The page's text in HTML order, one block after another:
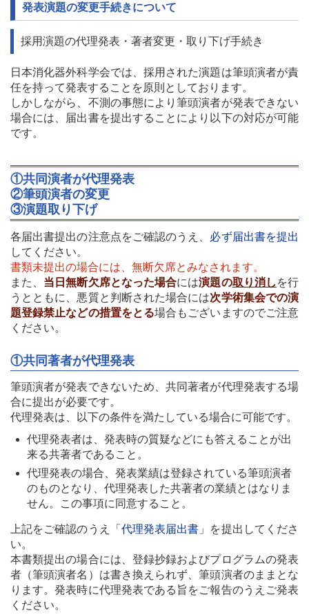
発表演題の変更手続きについて
採用演題の代理発表・著者変更・取り下げ手続き
日本消化器外科学会では、採用された演題は筆頭演者が責
任を持って発表することを原則としております。
しかしながら、不測の事態により筆頭演者が発表できない
場合には、届出書を提出することにより以下の対応が可能
です。
①共同演者が代理発表
②筆頭演者の変更
③演題取り下げ
各届出書提出の注意点をご確認のうえ、 必ず届出書を提出
してください。
書類未提出の場合には、無断欠席とみなされます。
また、 当日無断欠席となった場合には演題の取り消し を行
うとともに、悪質と判断された場合には次学術集会での演
題登録禁止などの措置をとる場合もございますのでご注意
ください。
①共同著者が代理発表
筆頭演者が発表できないため、共同著者が代理発表する場
合に提出が必要です。
代理発表は、以下の条件を満たしている場合に可能です。
代理発表者は、発表時の質疑などにも答えることが出
来る共著者であること。
代理発表の場合、発表業績は登録されている筆頭演者
のものとなり、代理発表した共著者の業績とはなりま
せん。この事項に同意すること。
上記をご確認のうえ「 代理発表届出書 」を提出してくださ
い。
本書類提出の場合には、登録抄録およびプログラムの発表
者（筆頭演者名）は書き換えられず、筆頭演者のままとな
ります。発表時に代理発表である旨をご報告のうえご発表
ください。